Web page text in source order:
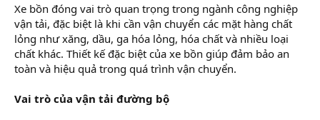
Xe bồn đóng vai trò quan trọng trong ngành công nghiệp
vận tải, đặc biệt là khi cần vận chuyển các mặt hàng chất
lỏng như xăng, dầu, ga hóa lỏng, hóa chất và nhiều loại
chất khác. Thiết kế đặc biệt của xe bồn giúp đảm bảo an
toàn và hiệu quả trong quá trình vận chuyển.
Vai trò của vận tải đường bộ